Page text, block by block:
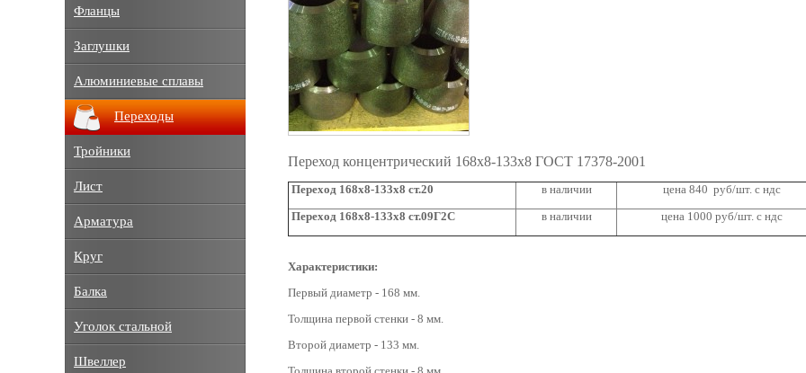
Переход концентрический 168х8-133х8 ГОСТ 17378-2001
Переход 168х8-133х8 ст.20 в наличии
цена 840 руб/шт. с ндс
Переход 168х8-133х8 ст.09Г2С
в наличии цена 1000 руб/шт. с ндс
Характеристики:
Первый диаметр - 168 мм.
Толщина первой стенки - 8 мм.
Второй диаметр - 133 мм.
Фланцы
Заглушки
Алюминиевые сплавы
Переходы
Тройники
Лист
Арматура
Круг
Балка
Уголок стальной
Швеллер